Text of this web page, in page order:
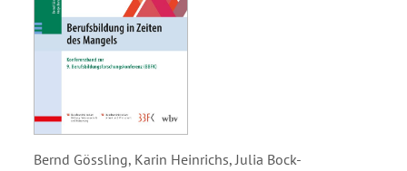
Bernd Gössling, Karin Heinrichs, Julia Bock-